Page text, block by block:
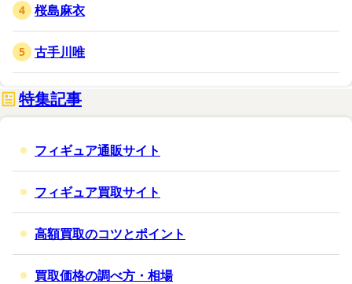
桜島麻衣
古手川唯
特集記事
フィギュア通販サイト
フィギュア買取サイト
高額買取のコツとポイント
買取価格の調べ方・相場